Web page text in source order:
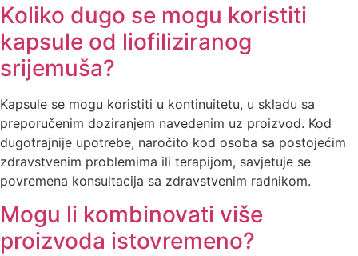
Koliko dugo se mogu koristiti
kapsule od liofiliziranog
srijemuša?
Kapsule se mogu koristiti u kontinuitetu, u skladu sa
preporučenim doziranjem navedenim uz proizvod. Kod
dugotrajnije upotrebe, naročito kod osoba sa postojećim
zdravstvenim problemima ili terapijom, savjetuje se
povremena konsultacija sa zdravstvenim radnikom.
Mogu li kombinovati više
proizvoda istovremeno?